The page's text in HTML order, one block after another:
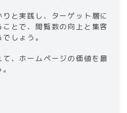
と実践し、ターゲット層に
とで、閲覧数の向上と集客
しょう。
、ホームページの価値を最